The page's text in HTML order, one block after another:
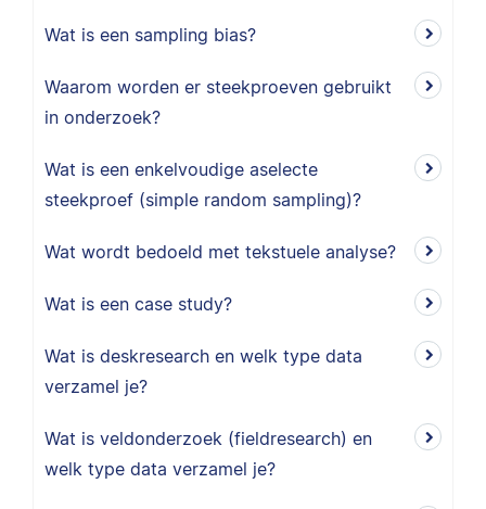
Wat is een sampling bias?
Waarom worden er steekproeven gebruikt
in onderzoek?
Wat is een enkelvoudige aselecte
steekproef (simple random sampling)?
Wat wordt bedoeld met tekstuele analyse?
Wat is een case study?
Wat is deskresearch en welk type data
verzamel je?
Wat is veldonderzoek (fieldresearch) en
welk type data verzamel je?